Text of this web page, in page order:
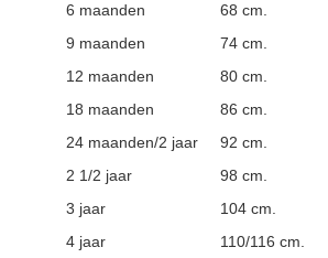
6 maanden
68 cm.
9 maanden
74 cm.
12 maanden
80 cm.
18 maanden
86 cm.
24 maanden/2 jaar
92 cm.
2 1/2 jaar
98 cm.
3 jaar
104 cm.
4 jaar
110/116 cm.